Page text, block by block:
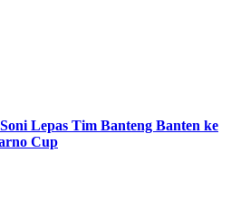
Lepas Tim Banteng Banten ke
Cup